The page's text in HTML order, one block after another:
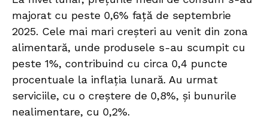
majorat cu peste 0,6% față de septembrie
2025. Cele mai mari creșteri au venit din zona
alimentară, unde produsele s-au scumpit cu
peste 1%, contribuind cu circa 0,4 puncte
procentuale la inflația lunară. Au urmat
serviciile, cu o creștere de 0,8%, și bunurile
nealimentare, cu 0,2%.